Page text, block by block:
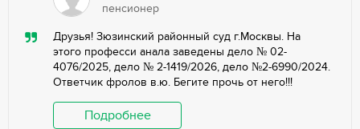
пенсионер
Друзья! Зюзинский районный суд г.Москвы. На
этого професси анала заведены дело № 02-
4076/2025, дело № 2-1419/2026, дело №2-6990/2024.
Ответчик фролов в.ю. Бегите прочь от него!!!
Подробнее